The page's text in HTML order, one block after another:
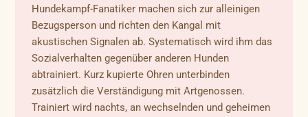
Hundekampf-Fanatiker machen sich zur alleinigen
Bezugsperson und richten den Kangal mit
akustischen Signalen ab. Systematisch wird ihm das
Sozialverhalten gegenüber anderen Hunden
abtrainiert. Kurz kupierte Ohren unterbinden
zusätzlich die Verständigung mit Artgenossen.
Trainiert wird nachts, an wechselnden und geheimen